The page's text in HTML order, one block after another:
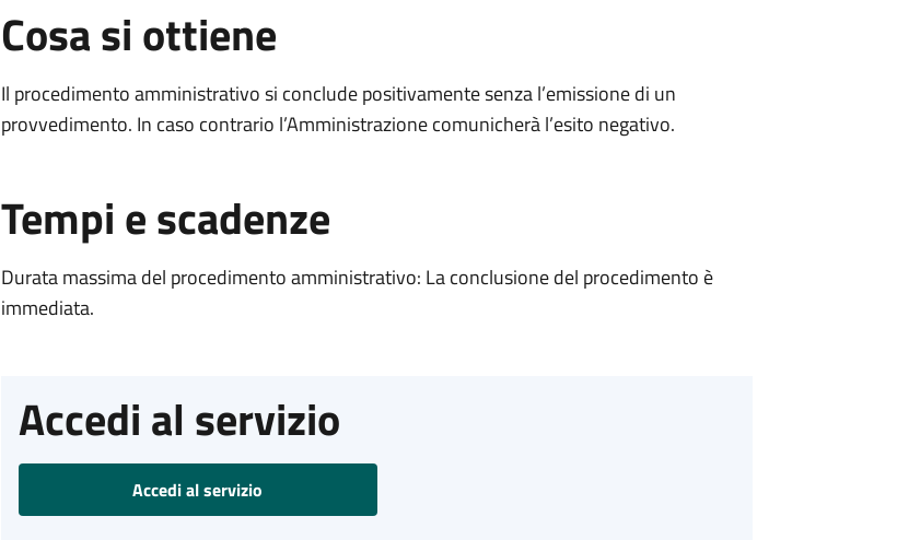
Cosa si ottiene
Il procedimento amministrativo si conclude positivamente senza l’emissione di un
provvedimento. In caso contrario l’Amministrazione comunicherà l’esito negativo.
Tempi e scadenze
Durata massima del procedimento amministrativo: La conclusione del procedimento è
immediata.
Accedi al servizio
Accedi al servizio